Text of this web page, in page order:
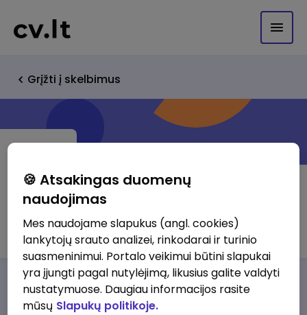
Grįžti į skelbimus
Larisa Lucun
Darbo pasiūlymaiApie musPrivalumai
🍪 Atsakingas duomenų
naudojimas
Mes naudojame slapukus (angl. cookies)
lankytojų srauto analizei, rinkodarai ir turinio
suasmeninimui. Portalo veikimui būtini slapukai
yra įjungti pagal nutylėjimą, likusius galite valdyti
nustatymuose. Daugiau informacijos rasite
mūsų Slapukų politikoje.